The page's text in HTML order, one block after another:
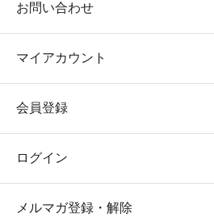
お問い合わせ
マイアカウント
会員登録
ログイン
メルマガ登録・解除